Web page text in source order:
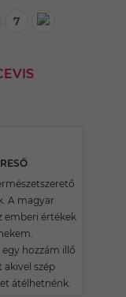
7
A magyar
emberi értékek
egy hozzám illő
akivel szép
átélhetnénk.